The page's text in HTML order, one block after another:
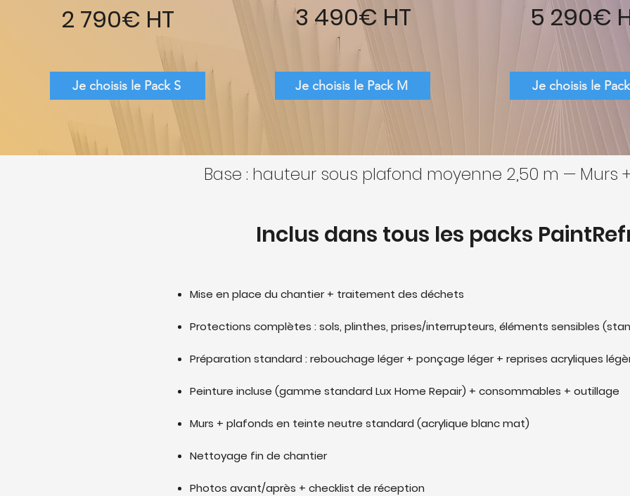
2 790€ HT
Je choisis le Pack S
3 490€ HT
Je choisis le Pack M
5 290€
Je choisis le
Base : hauteur sous plafond moyenne 2,50 m — Murs
Inclus dans tous les packs
Mise en place du chantier + traitement des déchets
Protections complètes : sols, plinthes, prises/interrupteurs, éléments sensibles
Préparation standard : rebouchage léger + ponçage léger + reprises acryliques
Peinture incluse (gamme standard Lux Home Repair) + consommables + outillage
Murs + plafonds en teinte neutre standard (acrylique blanc mat)
Nettoyage fin de chantier
Photos avant/après + checklist de réception